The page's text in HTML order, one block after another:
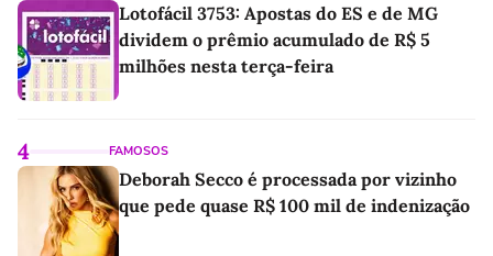
Lotofácil 3753: Apostas do ES e de MG
dividem o prêmio acumulado de R$ 5
milhões nesta terça-feira
4 FAMOSOS
Deborah Secco é processada por vizinho
que pede quase R$ 100 mil de indenização